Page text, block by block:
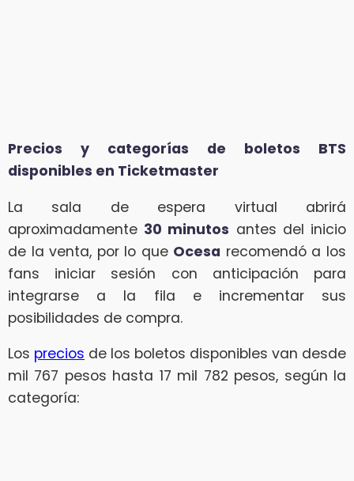
Precios y categorías de boletos BTS
disponibles en Ticketmaster
La sala de espera virtual abrirá
aproximadamente 30 minutos antes del inicio
de la venta, por lo que Ocesa recomendó a los
fans iniciar sesión con anticipación para
integrarse a la fila e incrementar sus
posibilidades de compra.
Los precios de los boletos disponibles van desde
mil 767 pesos hasta 17 mil 782 pesos, según la
categoría: